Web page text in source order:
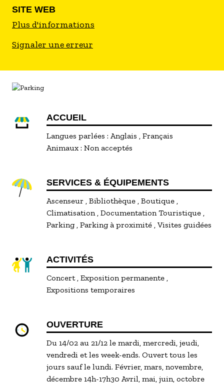
Bioulès, Bernard Buffet, Albert Gleizes, Eugène
Leroy ou encore Paul Rebeyrolle.
Deux à trois expositions temporaires sont
importants de la peinture ou de peintres et
dessinateurs de grand talent.
Surface de l'exposition temporaire : 350
SITE WEB
Plus d'informations
Signaler une erreur
ACCUEIL
Langues parlées : Anglais
Français
Animaux : Non acceptés
SERVICES & ÉQUIPEMENTS
Ascenseur Bibliothèque Boutique
Climatisation Documentation Touristique
Parking Parking à proximité Visites guidées
ACTIVITÉS
Concert Exposition permanente
Expositions temporaires
OUVERTURE
Du 14/02 au 21/12 le mardi, mercredi, jeudi,
vendredi et les week-ends. Ouvert tous les
jours sauf le lundi. Février, mars, novembre,
décembre 14h-17h30 Avril, mai, juin, octobre